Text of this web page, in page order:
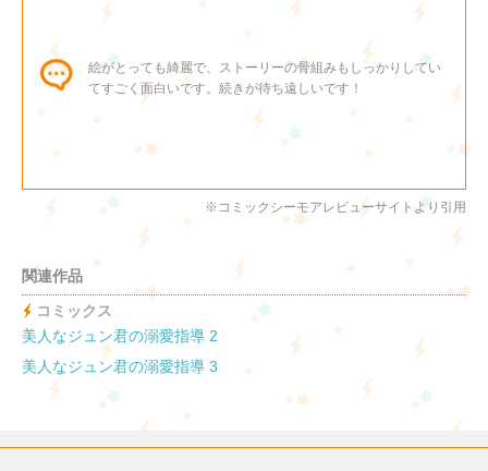
絵がとっても綺麗で、ストーリーの骨組みもしっかりしてい
てすごく面白いです。続きが待ち遠しいです！
読み進んでしまう。次がますます楽しみです
エッチのシーンも綺麗で好きです。 何よりジュンくんの溺
愛最高！！！！！
絵も可愛いし、何よりこのカップルが可愛すぎてにやけま
す。
※コミックシーモアレビューサイトより引用
関連作品
コミックス
美人なジュン君の溺愛指導 2
美人なジュン君の溺愛指導 3